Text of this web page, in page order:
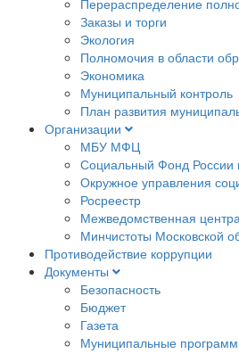
Заказы и торги
Экология
Полномочия в области
Экономика
Муниципальный контроль
План развития
Организации
МБУ МФЦ
Социальный Фонд России
Окружное управления
Росреестр
Межведомственная
Минчистоты Московской
Противодействие коррупции
Документы
Безопасность
Бюджет
Газета
Муниципальные